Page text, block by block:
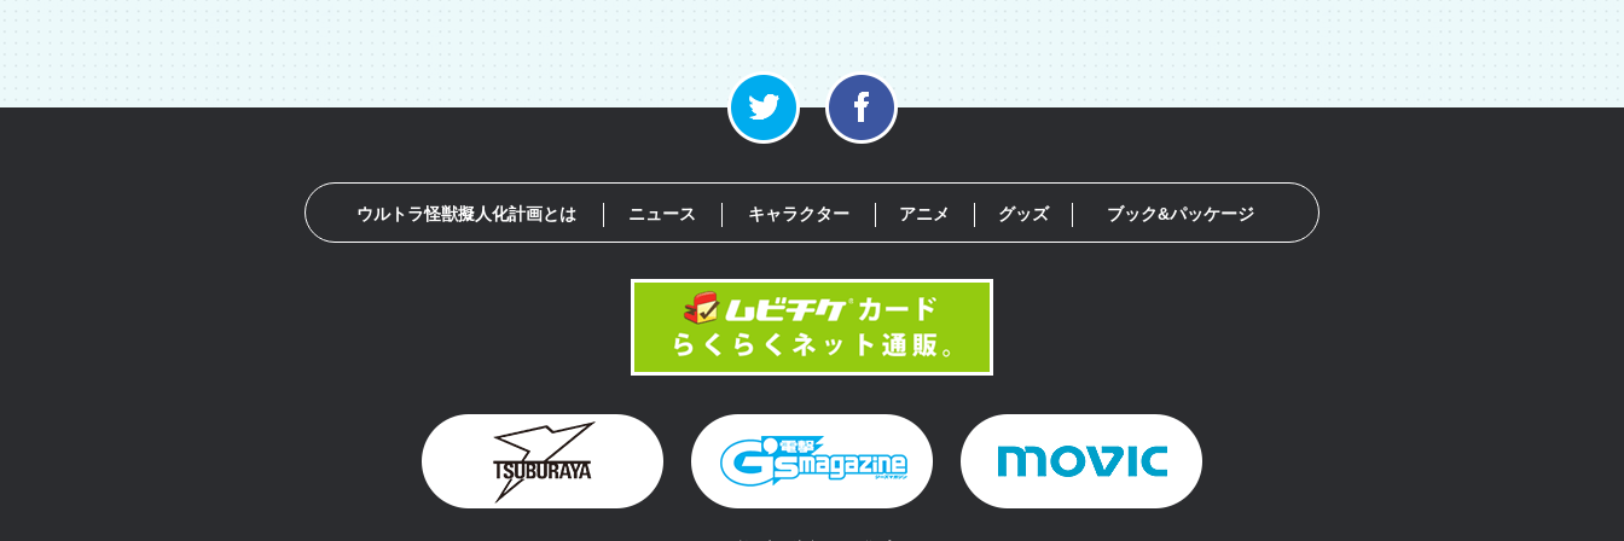
ウルトラ怪獣擬人化計画とは ニュース キャラクター アニメ グッズ ブック&パッケージ